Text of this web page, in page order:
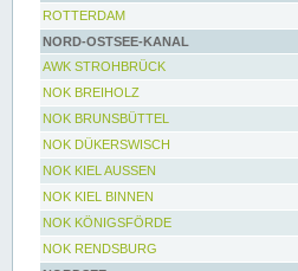
ROTTERDAM
NORD-OSTSEE-KANAL
AWK STROHBRÜCK
NOK BREIHOLZ
NOK BRUNSBÜTTEL
NOK DÜKERSWISCH
NOK KIEL AUSSEN
NOK KIEL BINNEN
NOK KÖNIGSFÖRDE
NOK RENDSBURG